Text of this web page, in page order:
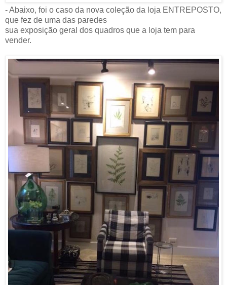
- Abaixo, foi o caso da nova coleção da loja ENTREPOSTO,
que fez de uma das paredes
sua exposição geral dos quadros que a loja tem para
vender.